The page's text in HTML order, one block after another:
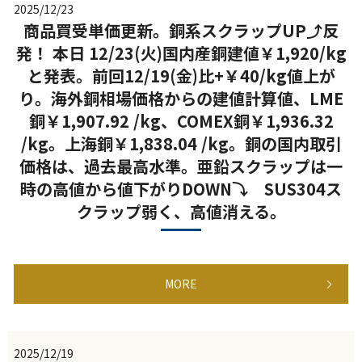
2025/12/23
商品買受単価更新。銅系スクラップUP⤴反
発！ 本日 12/23(火)国内産銅建値￥1,920/kg
と発表。前回12/19(金)比+￥40/kg値上が
り。海外銅相場価格からの建値計算値、LME
銅￥1,907.92 /kg、COMEX銅￥1,936.32
/kg。上海銅￥1,838.04 /kg。銅の国内取引
価格は、過去最高水準。亜鉛スクラップは一
時の高値から値下がりDOWN⤵ SUS304ス
クラップ弱く、高値消える。
MORE
2025/12/19